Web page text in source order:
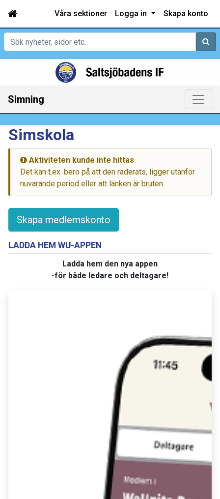
Våra sektioner Logga in Skapa konto
Sök
Simning
Skapa medlemskonto
LADDA HEM WU-APPEN
Ladda hem den nya appen
-för både ledare och deltagare!
Simskola
Aktiviteten kunde inte hittas
Det kan t.ex. bero på att den raderats, ligger utanför
nuvarande period eller att länken är bruten.